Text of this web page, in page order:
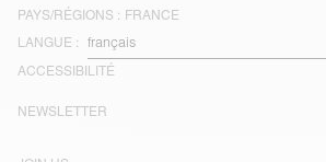
PAYS/RÉGIONS : FRANCE
LANGUE :
ACCESSIBILITÉ
NEWSLETTER